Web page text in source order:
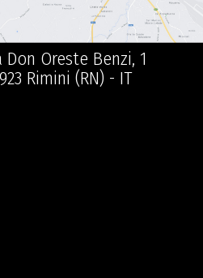
Don Oreste Benzi, 1
Rimini (RN) - IT